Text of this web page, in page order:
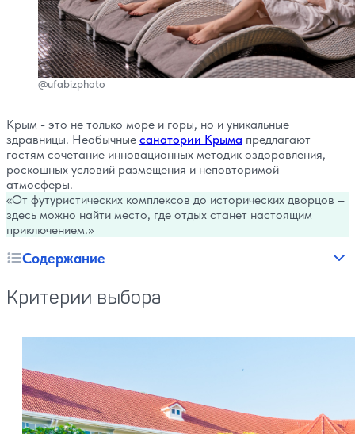
@ufabizphoto
Крым - это не только море и горы, но и уникальные
здравницы. Необычные санатории Крыма предлагают
гостям сочетание инновационных методик оздоровления,
роскошных условий размещения и неповторимой
атмосферы.
От футуристических комплексов до исторических дворцов –
здесь можно найти место, где отдых станет настоящим
приключением.
Содержание
Критерии выбора